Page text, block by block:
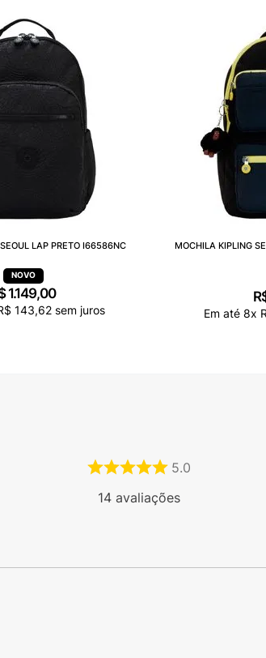
LAP PRETO I66586NC
1.149,00
143,62 sem juros
MOCHILA KIPLING
Em até 8x
5.0
14avaliações